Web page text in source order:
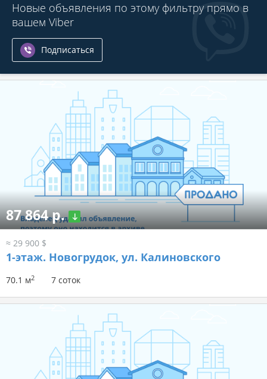
Новые объявления по этому фильтру прямо в
вашем Viber
Подписаться
87 864 р.
≈ 29 900 $
1-этаж. Новогрудок, ул. Калиновского
70.1 м2 7 соток